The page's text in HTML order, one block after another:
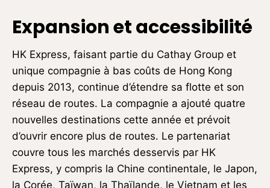
Expansion et accessibilité
HK Express, faisant partie du Cathay Group et
unique compagnie à bas coûts de Hong Kong
depuis 2013, continue d’étendre sa flotte et son
réseau de routes. La compagnie a ajouté quatre
nouvelles destinations cette année et prévoit
d’ouvrir encore plus de routes. Le partenariat
couvre tous les marchés desservis par HK
Express, y compris la Chine continentale, le Japon,
la Corée, Taïwan, la Thaïlande, le Vietnam et les